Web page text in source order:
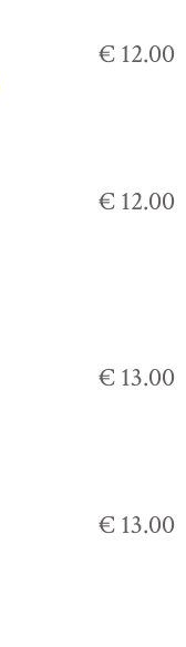
€ 12.00
€ 12.00
€ 13.00
€ 13.00